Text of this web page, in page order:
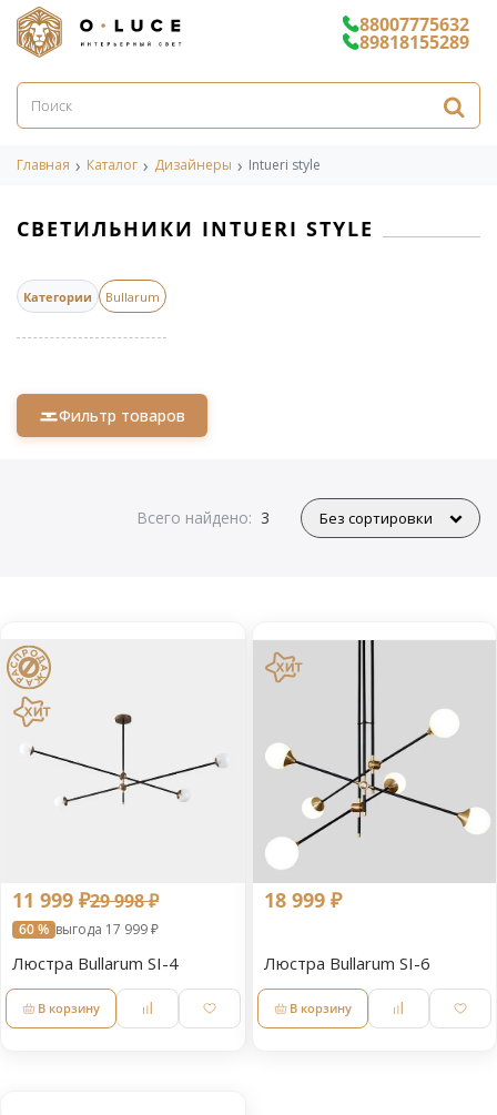
88007775632
89818155289
Главная Каталог Дизайнеры Intueri style
СВЕТИЛЬНИКИ INTUERI STYLE
Категории Bullarum
Фильтр товаров
Всего найдено: 3
11 999 ₽29 998 ₽
60 % выгода 17 999 ₽
Люстра Bullarum SI-4
В корзину
18 999 ₽
Люстра Bullarum SI-6
В корзину